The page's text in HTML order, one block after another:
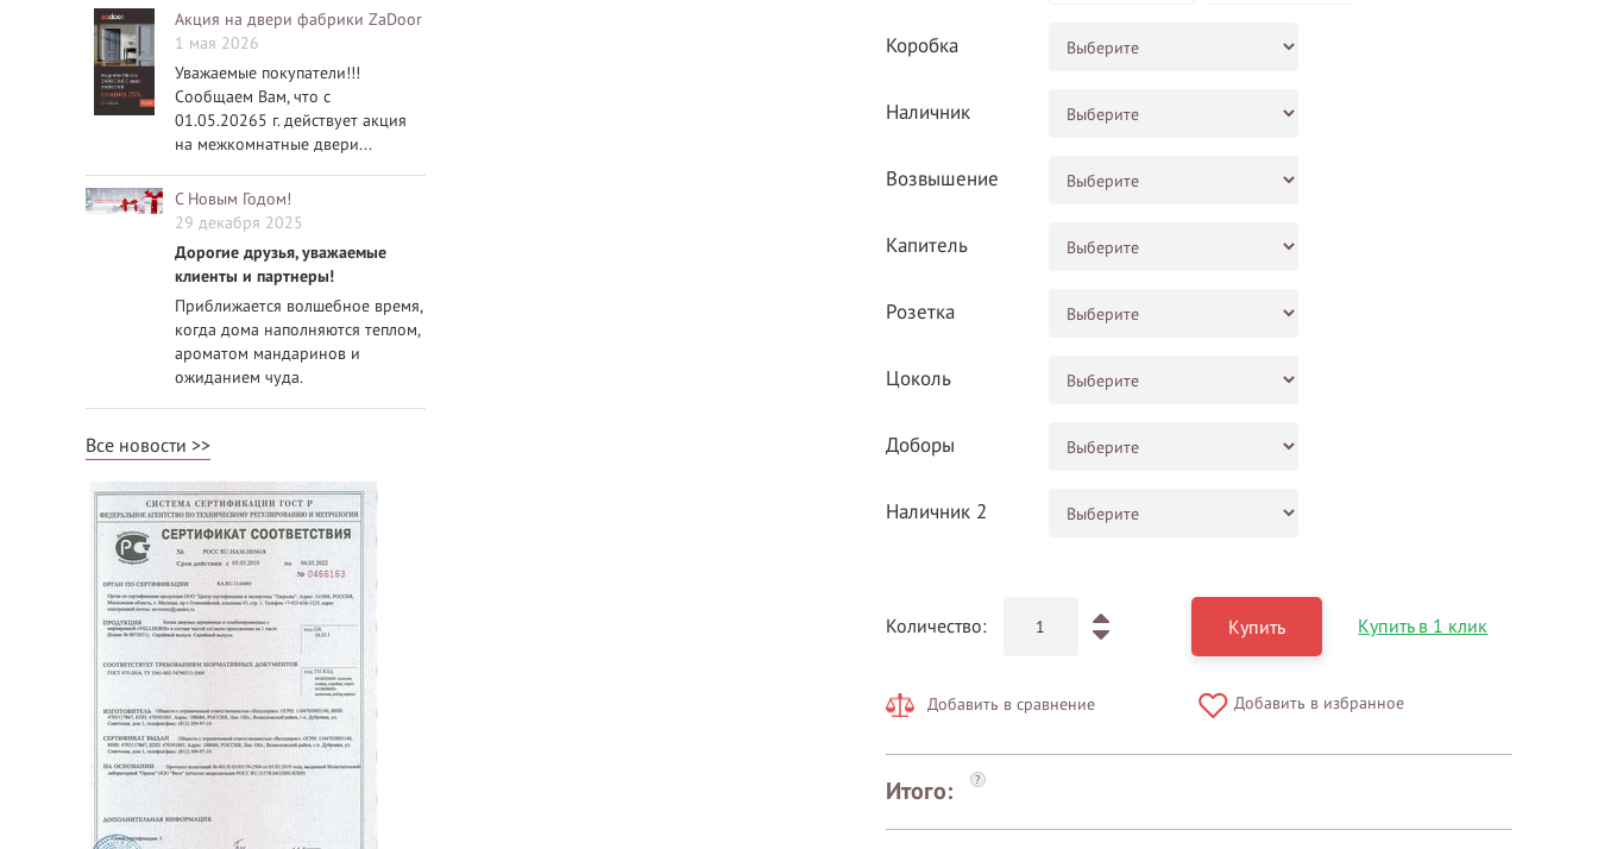
Акция на двери фабрики ZaDoor
1 мая 2026
Уважаемые покупатели!!!
Сообщаем Вам, что с
01.05.20265 г. действует акция
на межкомнатные двери...
С Новым Годом!
29 декабря 2025
Дорогие друзья, уважаемые
клиенты и партнеры!
Приближается волшебное время,
когда дома наполняются теплом,
ароматом мандаринов и
ожиданием чуда.
Все новости
Коробка
Наличник
Возвышение
Капитель
Розетка
Цоколь
Доборы
Наличник 2
Количество: Купить Купить в 1 клик
Добавить в сравнение Добавить в избранное
Итого: ?